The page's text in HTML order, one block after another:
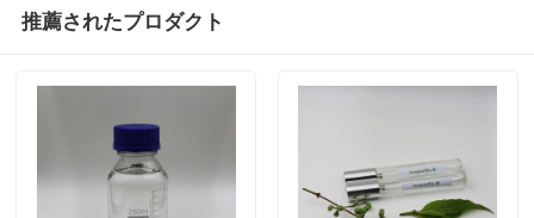
推薦されたプロダクト